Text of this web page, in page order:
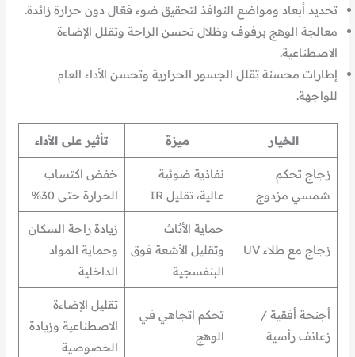
تحديد أبعاد ومواضع النوافذ لتحقيق ضوء فعّال دون حرارة زائدة.
معالجة الوهج برفوف وظلال تحسن الراحة وتقلل الإضاءة
الاصطناعية.
إطارات محسنة تقلل الجسور الحرارية وتحسن الأداء العام
للواجهة.
الخيار ميزة تأثير على الأداء
زجاج تحكم
شمسي مزدوج
نفاذية ضوئية
عالية، تقليل IR
خفض اكتساب
الحرارة حتى 30%
زجاج مع طلاء UV
حماية الأثاث
وتقليل الأشعة فوق
البنفسجية
زيادة راحة السكان
وحماية المواد
الداخلية
أجنحة أفقية /
زعانف رأسية
تحكم اتجاهي في
الوهج
تقليل الإضاءة
الاصطناعية وزيادة
الخصوصية